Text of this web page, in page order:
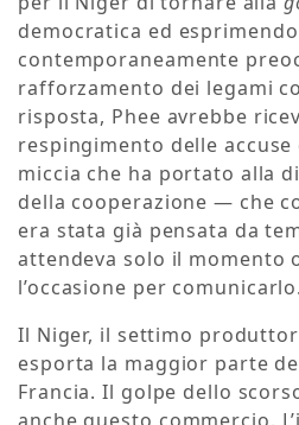
democratica ed esprimendo
contemporaneamente
rafforzamento dei legami
risposta, Phee avrebbe
respingimento delle accuse
miccia che ha portato alla
della cooperazione — che
era stata già pensata da
attendeva solo il momento
l’occasione per comunicarlo.
Il Niger, il settimo
esporta la maggior parte
Francia. Il golpe dello